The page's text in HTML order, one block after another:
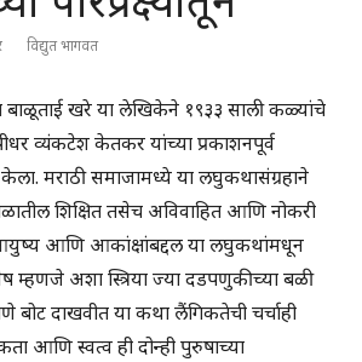
विद्युत भागवत
बाळूताई खरे या लेखिकेने १९३३ साली कळ्यांचे
व्यंकटेश केतकर यांच्या प्रकाशनपूर्व
मराठी समाजामध्ये या लघुकथासंग्रहाने
शिक्षित तसेच अविवाहित आणि नोकरी
आयुष्य आणि आकांक्षांबद्दल या लघुकथांमधून
म्हणजे अशा स्त्रिया ज्या दडपणुकीच्या बळी
बोट दाखवीत या कथा लैंगिकतेची चर्चाही
आणि स्वत्व ही दोन्ही पुरुषाच्या